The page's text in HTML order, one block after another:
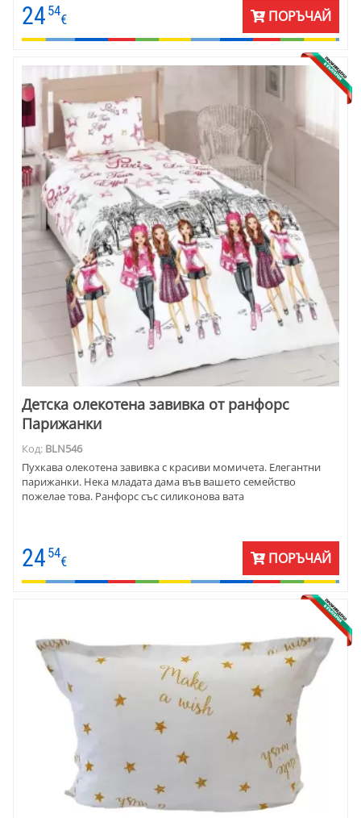
24 54
€ ПОРЪЧАЙ
Детска олекотена завивка от ранфорс
Парижанки
Код: BLN546
Пухкава олекотена завивка с красиви момичета. Елегантни
парижанки. Нека младата дама във вашето семейство
пожелае това. Ранфорс със силиконова вата
24 54
€ ПОРЪЧАЙ